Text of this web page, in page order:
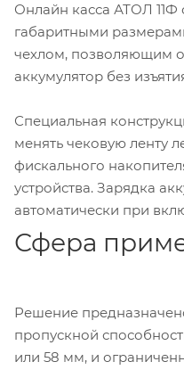
Онлайн касса АТОЛ
габаритными
чехлом, позволяющим
аккумулятор без
Специальная
менять чековую ленту
фискального
устройства. Зарядка
автоматически при
Сфера
Решение
пропускной
или 58 мм, и